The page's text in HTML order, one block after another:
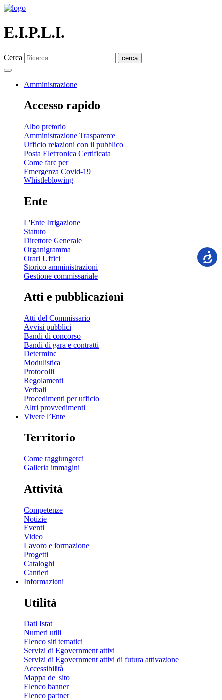
E.I.P.L.I.
Cerca cerca
Amministrazione
Accesso rapido
Albo pretorio
Amministrazione Trasparente
Ufficio relazioni con il pubblico
Posta Elettronica Certificata
Come fare per
Emergenza Covid-19
Whistleblowing
Ente
L'Ente Irrigazione
Statuto
Direttore Generale
Organigramma
Orari Uffici
Storico amministrazioni
Gestione commissariale
Atti e pubblicazioni
Atti del Commissario
Avvisi pubblici
Bandi di concorso
Bandi di gara e contratti
Determine
Modulistica
Protocolli
Regolamenti
Verbali
Procedimenti per ufficio
Altri provvedimenti
Vivere l’Ente
Territorio
Come raggiungerci
Galleria immagini
Attività
Competenze
Notizie
Eventi
Video
Lavoro e formazione
Progetti
Cataloghi
Cantieri
Informazioni
Utilità
Dati Istat
Numeri utili
Elenco siti tematici
Servizi di Egovernment attivi
Servizi di Egovernment attivi di futura attivazione
Accessibilità
Mappa del sito
Elenco banner
Elenco partner